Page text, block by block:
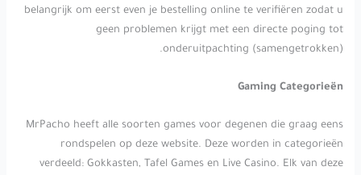
belangrijk om eerst even je bestelling online te verifiëren zodat u
geen problemen krijgt met een directe poging tot
onderuitpachting (samengetrokken).
Gaming Categorieën
MrPacho heeft alle soorten games voor degenen die graag eens
rondspelen op deze website. Deze worden in categorieën
verdeeld: Gokkasten, Tafel Games en Live Casino. Elk van deze